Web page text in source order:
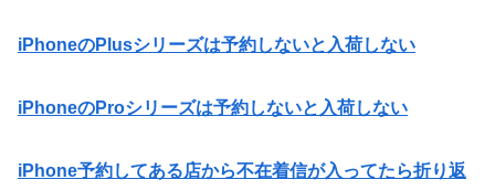
iPhoneのPlusシリーズは予約しないと入荷しない
iPhoneのProシリーズは予約しないと入荷しない
iPhone予約してある店から不在着信が入ってたら折り返